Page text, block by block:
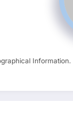
Information.